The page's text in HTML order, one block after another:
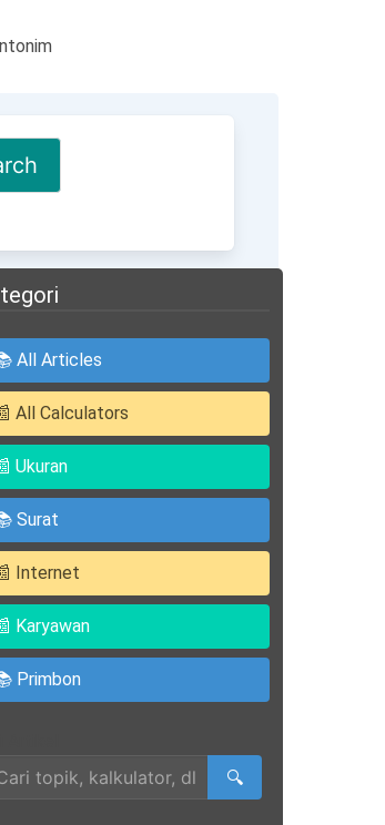
All Articles
All Calculators
Ukuran
Surat
Internet
Karyawan
Primbon
🔍